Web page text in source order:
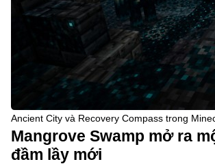
Ancient City và Recovery Compass trong
Mangrove Swamp mở ra
đầm lầy mới